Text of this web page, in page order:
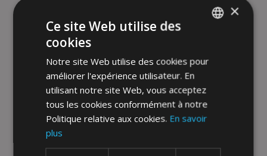
FRENCH
POLISH
SPANISH
×
Ce site Web utilise des
cookies
Notre site Web utilise des cookies pour
améliorer l'expérience utilisateur. En
utilisant notre site Web, vous acceptez
tous les cookies conformément à notre
Politique relative aux cookies. En savoir
plus